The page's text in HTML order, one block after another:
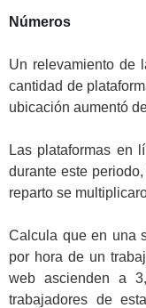
Números
Un relevamiento de
cantidad de
ubicación aumentó
Las plataformas en
durante este
reparto se
Calcula que en una
por hora de un
web ascienden a
trabajadores de